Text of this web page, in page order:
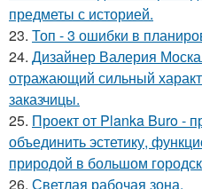
предметы с историей.
23. Топ - 3 ошибки в
24. Дизайнер Валерия
отражающий сильный
заказчицы.
25. Проект от Planka Buro -
объединить эстетику,
природой в большом
26. Светлая рабочая зона.